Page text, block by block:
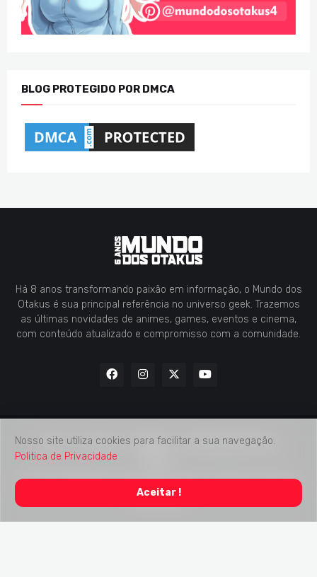
BLOG PROTEGIDO POR DMCA
Há 8 anos transformando paixão em informação, o Mundo dos
Otakus é sua principal referência no universo geek. Trazemos
as últimas novidades de animes, games, eventos e cinema,
com conteúdo atualizado e compromisso com a comunidade.
Reservados
Home Contato Midia Kit
Verificação de Fatos
Nosso site utiliza cookies para facilitar a sua navegação.
Politica de Privacidade
Aceitar !